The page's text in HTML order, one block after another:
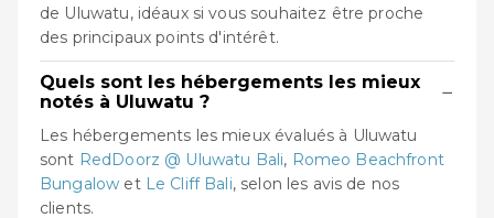
de Uluwatu, idéaux si vous souhaitez être proche
des principaux points d'intérêt.
Quels sont les hébergements les mieux
notés à Uluwatu ?
−
Les hébergements les mieux évalués à Uluwatu
sont RedDoorz @ Uluwatu Bali, Romeo Beachfront
Bungalow et Le Cliff Bali, selon les avis de nos
clients.